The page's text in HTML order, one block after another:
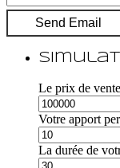
Le prix de
Votre apport
La durée de